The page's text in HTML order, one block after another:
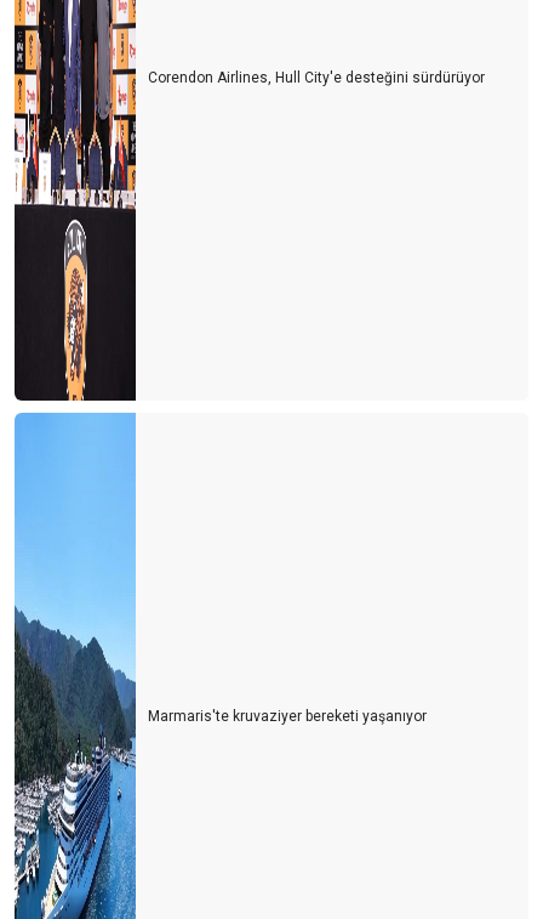
Corendon Airlines, Hull City'e desteğini sürdürüyor
Marmaris'te kruvaziyer bereketi yaşanıyor